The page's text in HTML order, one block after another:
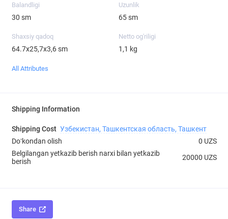
Balandligi
30 sm
Uzunlik
65 sm
Shaxsiy qadoq
64.7х25,7х3,6 sm
Netto og'riligi
1,1 kg
All Attributes
Shipping Information
Shipping Cost Узбекистан, Ташкентская область, Ташкент
Doʻkondan olish
0 UZS
Belgilangan yetkazib berish narxi bilan yetkazib
berish
20000 UZS
Share